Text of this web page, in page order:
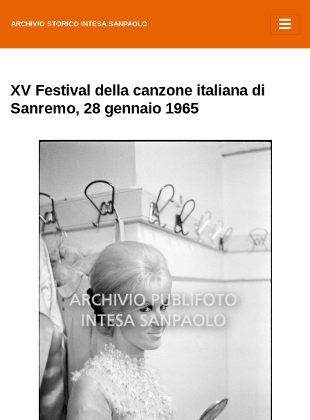
ARCHIVIO STORICO INTESA SANPAOLO
XV Festival della canzone italiana di
Sanremo, 28 gennaio 1965